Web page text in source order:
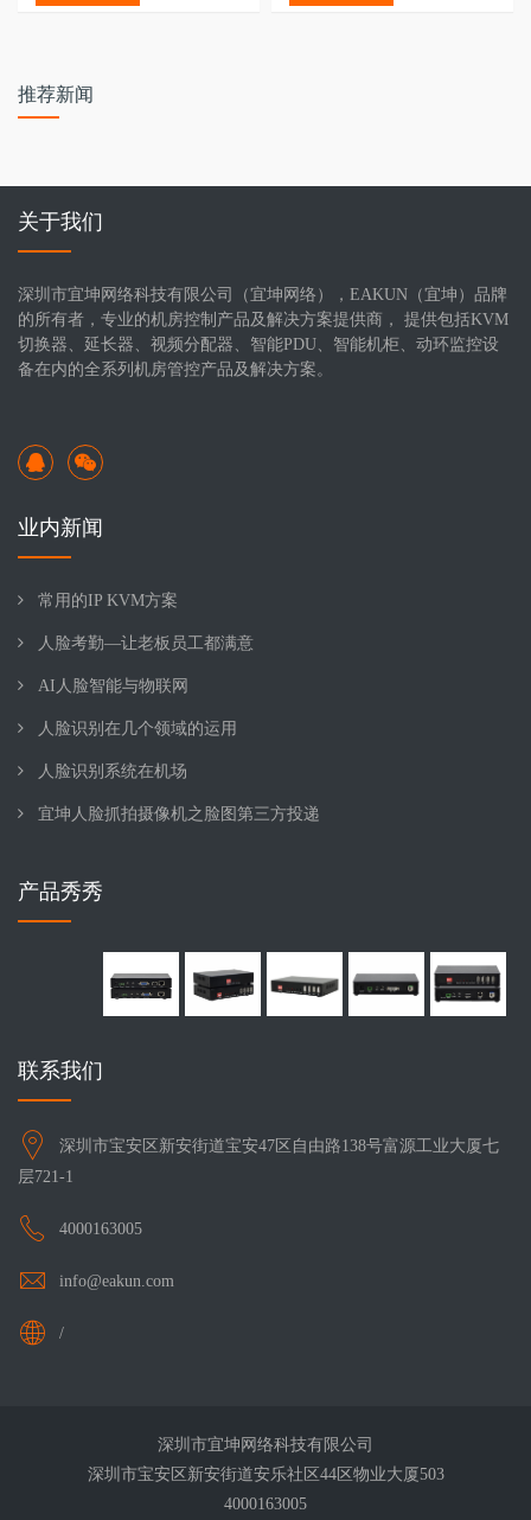
推荐新闻
关于我们
深圳市宜坤网络科技有限公司（宜坤网络），EAKUN（宜坤）品牌
的所有者，专业的机房控制产品及解决方案提供商， 提供包括KVM
切换器、延长器、视频分配器、智能PDU、智能机柜、动环监控设
备在内的全系列机房管控产品及解决方案。
业内新闻
常用的IP KVM方案
人脸考勤—让老板员工都满意
AI人脸智能与物联网
人脸识别在几个领域的运用
人脸识别系统在机场
宜坤人脸抓拍摄像机之脸图第三方投递
产品秀秀
联系我们
深圳市宝安区新安街道宝安47区自由路138号富源工业大厦七
层721-1
4000163005
info@eakun.com
/
深圳市宜坤网络科技有限公司
深圳市宝安区新安街道安乐社区44区物业大厦503
4000163005